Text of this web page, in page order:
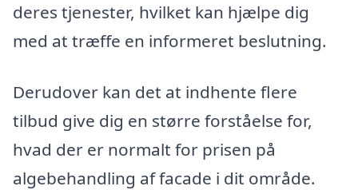
deres tjenester, hvilket kan hjælpe dig
med at træffe en informeret beslutning.
Derudover kan det at indhente flere
tilbud give dig en større forståelse for,
hvad der er normalt for prisen på
algebehandling af facade i dit område.